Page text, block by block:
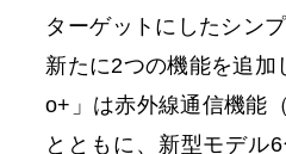
ターゲットにしたシン
新たに2つの機能を追
o+」は赤外線通信機能
とともに、新型モデル